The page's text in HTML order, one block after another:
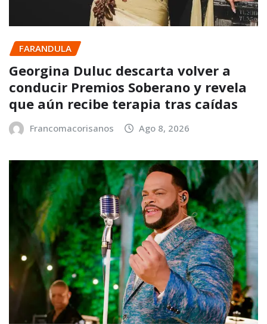
FARANDULA
Georgina Duluc descarta volver a
conducir Premios Soberano y revela
que aún recibe terapia tras caídas
Francomacorisanos Ago 8, 2026